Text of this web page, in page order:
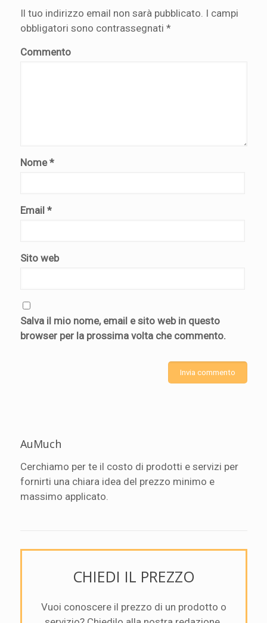
Il tuo indirizzo email non sarà pubblicato. I campi
obbligatori sono contrassegnati *
Commento
Nome*
Email *
Sito web
Salva il mio nome, email e sito web in questo
browser per la prossima volta che commento.
AuMuch
Cerchiamo per te il costo di prodotti e servizi per
fornirti una chiara idea del prezzo minimo e
massimo applicato.
CHIEDI IL PREZZO
Vuoi conoscere il prezzo di un prodotto o